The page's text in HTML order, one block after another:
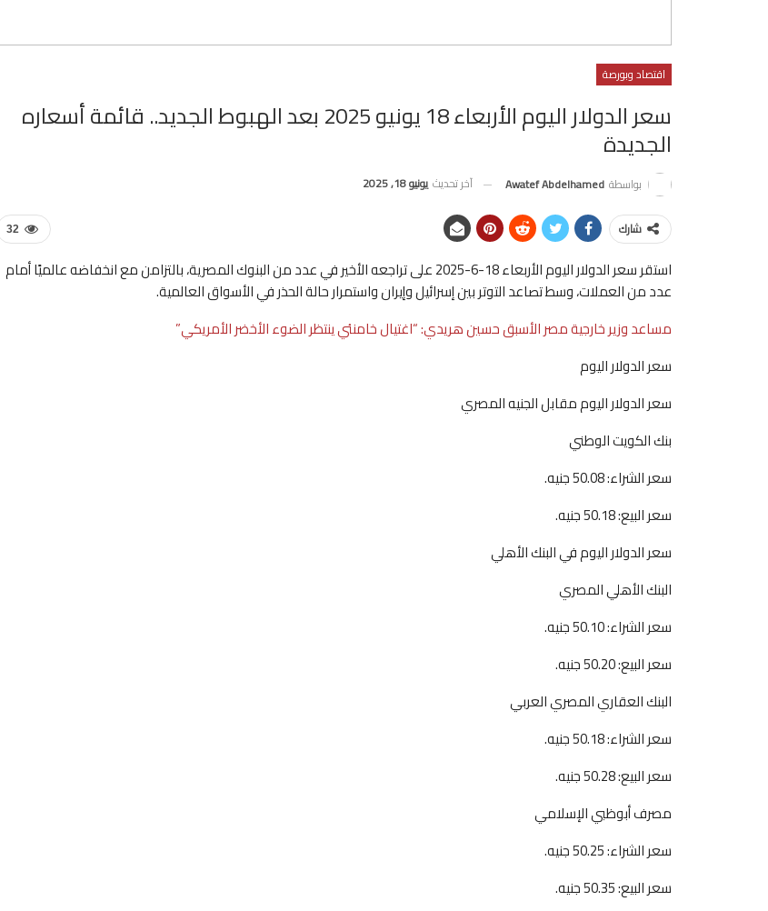
اقتصاد وبورصة
سعر الدولار اليوم الأربعاء 18 يونيو 2025 بعد الهبوط الجديد.. قائمة أسعاره
الجديدة
بواسطة Awatef Abdelhamed آخر تحديث يونيو 18, 2025
32 شارك
استقر سعر الدولار اليوم الأربعاء 18-6-2025 على تراجعه الأخير في عدد من البنوك المصرية، بالتزامن مع انخفاضه عالميًا أمام
عدد من العملات، وسط تصاعد التوتر بين إسرائيل وإيران واستمرار حالة الحذر في الأسواق العالمية.
مساعد وزير خارجية مصر الأسبق حسين هريدي: “اغتيال خامنئي ينتظر الضوء الأخضر الأمريكي”
سعر الدولار اليوم
سعر الدولار اليوم مقابل الجنيه المصري
بنك الكويت الوطني
سعر الشراء: 50.08 جنيه.
سعر البيع: 50.18 جنيه.
سعر الدولار اليوم في البنك الأهلي
البنك الأهلي المصري
سعر الشراء: 50.10 جنيه.
سعر البيع: 50.20 جنيه.
البنك العقاري المصري العربي
سعر الشراء: 50.18 جنيه.
سعر البيع: 50.28 جنيه.
مصرف أبوظبي الإسلامي
سعر الشراء: 50.25 جنيه.
سعر البيع: 50.35 جنيه.